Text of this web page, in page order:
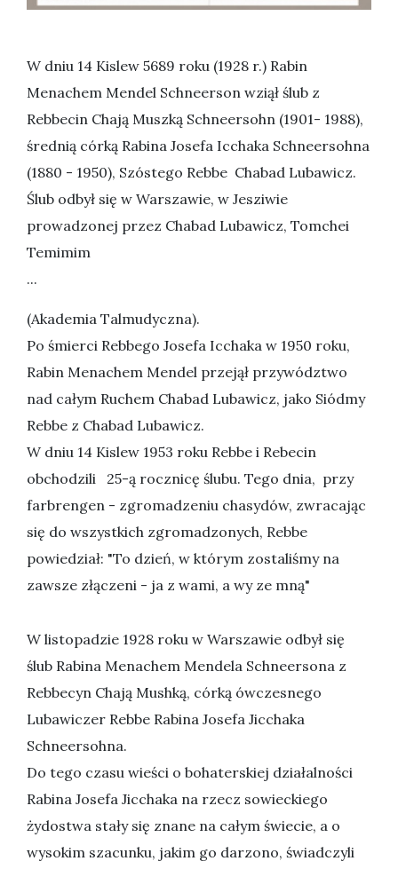
W dniu 14 Kislew 5689 roku (1928 r.) Rabin
Menachem Mendel Schneerson wziął ślub z
Rebbecin Chają Muszką Schneersohn (1901- 1988),
średnią córką Rabina Josefa Icchaka Schneersohna
(1880 - 1950), Szóstego Rebbe Chabad Lubawicz.
Ślub odbył się w Warszawie, w Jesziwie
prowadzonej przez Chabad Lubawicz, Tomchei
Temimim
...
(Akademia Talmudyczna).
Po śmierci Rebbego Josefa Icchaka w 1950 roku,
Rabin Menachem Mendel przejął przywództwo
nad całym Ruchem Chabad Lubawicz, jako Siódmy
Rebbe z Chabad Lubawicz.
W dniu 14 Kislew 1953 roku Rebbe i Rebecin
obchodzili 25-ą rocznicę ślubu. Tego dnia, przy
farbrengen - zgromadzeniu chasydów, zwracając
się do wszystkich zgromadzonych, Rebbe
powiedział: "To dzień, w którym zostaliśmy na
zawsze złączeni - ja z wami, a wy ze mną"
W listopadzie 1928 roku w Warszawie odbył się
ślub Rabina Menachem Mendela Schneersona z
Rebbecyn Chają Mushką, córką ówczesnego
Lubawiczer Rebbe Rabina Josefa Jicchaka
Schneersohna.
Do tego czasu wieści o bohaterskiej działalności
Rabina Josefa Jicchaka na rzecz sowieckiego
żydostwa stały się znane na całym świecie, a o
wysokim szacunku, jakim go darzono, świadczyli